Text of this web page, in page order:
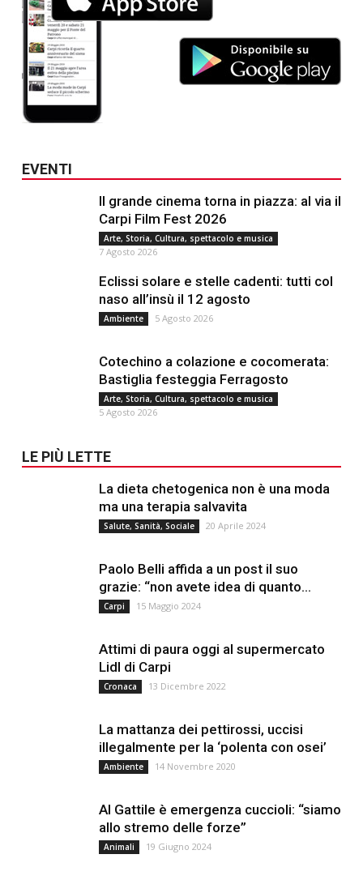
EVENTI
Il grande cinema torna in piazza: al via il
Carpi Film Fest 2026
Arte, Storia, Cultura, spettacolo e musica
7 Agosto 2026
Eclissi solare e stelle cadenti: tutti col
naso all’insù il 12 agosto
Ambiente 5 Agosto 2026
Cotechino a colazione e cocomerata:
Bastiglia festeggia Ferragosto
Arte, Storia, Cultura, spettacolo e musica
5 Agosto 2026
LE PIÙ LETTE
La dieta chetogenica non è una moda
ma una terapia salvavita
Salute, Sanità, Sociale 20 Aprile 2024
Paolo Belli affida a un post il suo
grazie: “non avete idea di quanto...
Carpi 15 Maggio 2024
Attimi di paura oggi al supermercato
Lidl di Carpi
Cronaca 13 Dicembre 2022
La mattanza dei pettirossi, uccisi
illegalmente per la ‘polenta con osei’
Ambiente 14 Novembre 2020
Al Gattile è emergenza cuccioli: “siamo
allo stremo delle forze”
Animali 19 Giugno 2024